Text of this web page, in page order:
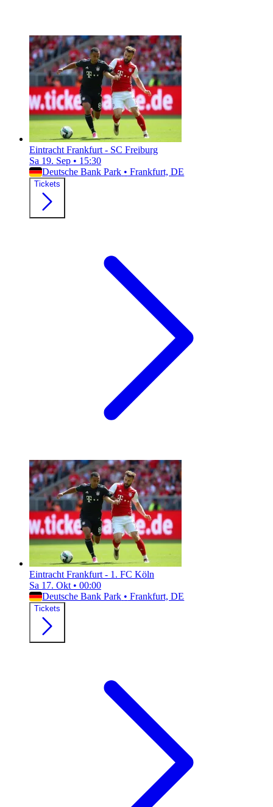
Eintracht Frankfurt - SC Freiburg
Sa 19. Sep • 15:30
Deutsche Bank Park • Frankfurt, DE
Tickets
Eintracht Frankfurt - 1. FC Köln
Sa 17. Okt • 00:00
Deutsche Bank Park • Frankfurt, DE
Tickets